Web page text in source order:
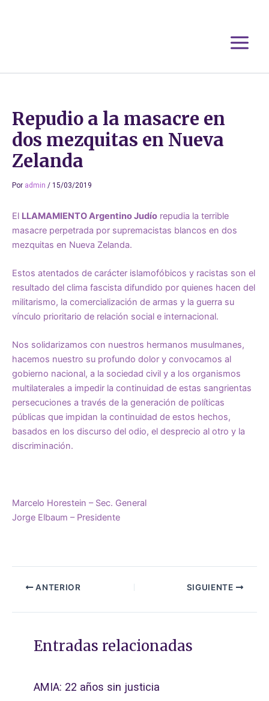
Repudio a la masacre en
dos mezquitas en Nueva
Zelanda
Por admin / 15/03/2019
El LLAMAMIENTO Argentino Judío repudia la terrible
masacre perpetrada por supremacistas blancos en dos
mezquitas en Nueva Zelanda.
Estos atentados de carácter islamofóbicos y racistas son el
resultado del clima fascista difundido por quienes hacen del
militarismo, la comercialización de armas y la guerra su
vínculo prioritario de relación social e internacional.
Nos solidarizamos con nuestros hermanos musulmanes,
hacemos nuestro su profundo dolor y convocamos al
gobierno nacional, a la sociedad civil y a los organismos
multilaterales a impedir la continuidad de estas sangrientas
persecuciones a través de la generación de políticas
públicas que impidan la continuidad de estos hechos,
basados en los discurso del odio, el desprecio al otro y la
discriminación.
Marcelo Horestein – Sec. General
Jorge Elbaum – Presidente
ANTERIOR SIGUIENTE
Entradas relacionadas
AMIA: 22 años sin justicia